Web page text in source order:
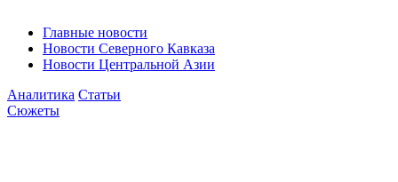
Главные новости
Новости Северного Кавказа
Новости Центральной Азии
Аналитика Статьи
Сюжеты